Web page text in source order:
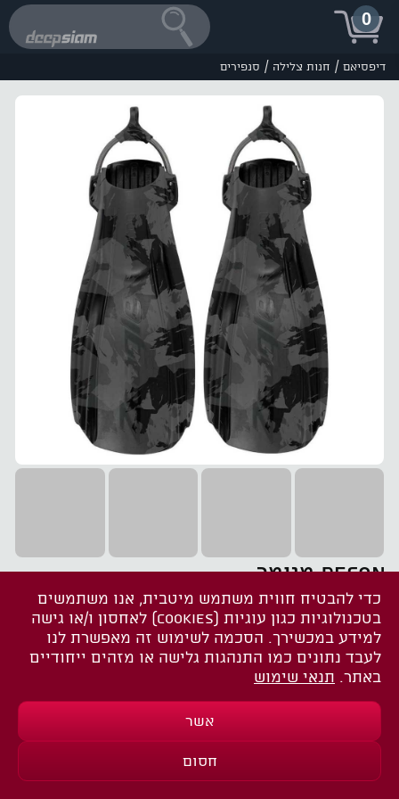
0
דיפסיאם / חנות צלילה / סנפירים
RECON מנומר
שתפו את הדף הזה
אודות
‫GEMINI אמר
כדי להפוך דף מוצר של סנפירים לעמוד שעומד
להוסיף תוכן שמעניק ערך מוסף: הסברים טכניים,
השוואות לסגנונות צלילה שונים (צלילה טכנית מול
בדוק מחירים וזמינות
כדי להבטיח חווית משתמש מיטבית, אנו משתמשים
בטכנולוגיות כגון עוגיות (COOKIES) לאחסון ו/או גישה
למידע במכשירך. הסכמה לשימוש זה מאפשרת לנו
לעבד נתונים כמו התנהגות גלישה או מזהים ייחודיים
באתר. תנאי שימוש
אשר
חסום